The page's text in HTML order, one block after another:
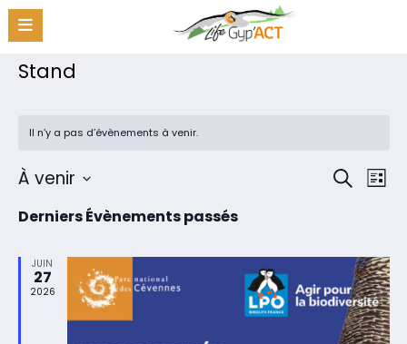
Aller
contenu
Stand
Il n’y a pas d’évènements à venir.
de
vues
Recherche
Liste
À venir
une
Derniers Évènements passés
JUIN
27
2026